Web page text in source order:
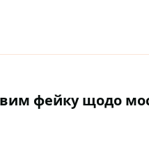
фейку щодо